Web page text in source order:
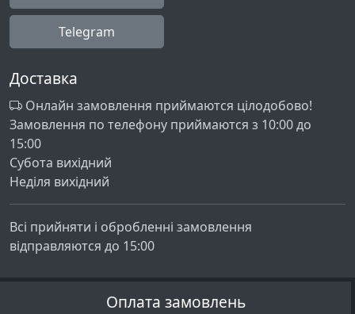
Telegram
Доставка
Онлайн замовлення приймаются цілодобово!
Замовлення по телефону приймаются з 10:00 до
15:00
Субота вихідний
Неділя вихідний
Всі прийняти і обробленні замовлення
відправляются до 15:00
Оплата замовлень